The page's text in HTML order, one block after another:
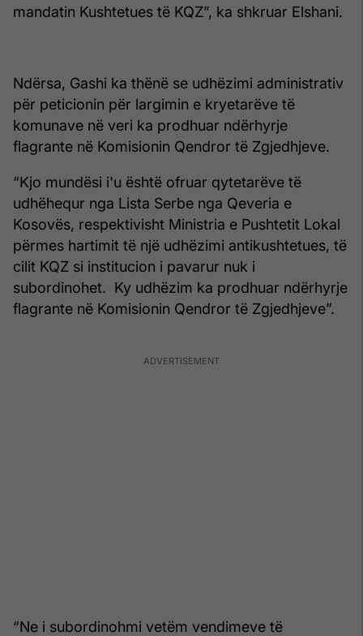
mandatin Kushtetues të KQZ”, ka shkruar Elshani.
Ndërsa, Gashi ka thënë se udhëzimi administrativ
për peticionin për largimin e kryetarëve të
komunave në veri ka prodhuar ndërhyrje
flagrante në Komisionin Qendror të Zgjedhjeve.
“Kjo mundësi i'u është ofruar qytetarëve të
udhëhequr nga Lista Serbe nga Qeveria e
Kosovës, respektivisht Ministria e Pushtetit Lokal
përmes hartimit të një udhëzimi antikushtetues, të
cilit KQZ si institucion i pavarur nuk i
subordinohet. Ky udhëzim ka prodhuar ndërhyrje
flagrante në Komisionin Qendror të Zgjedhjeve”.
“Ne i subordinohmi vetëm vendimeve të